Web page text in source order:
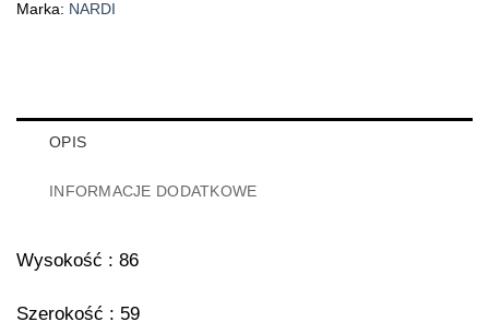
Marka: NARDI
OPIS
INFORMACJE DODATKOWE
Wysokość : 86
Szerokość : 59